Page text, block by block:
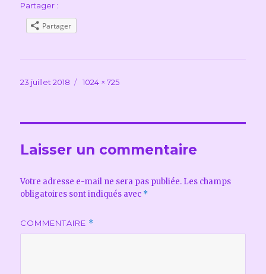
Partager :
Partager
Publié
23 juillet 2018
Taille
1024 × 725
Laisser un commentaire
Votre adresse e-mail ne sera pas publiée. Les champs
obligatoires sont indiqués avec *
COMMENTAIRE *